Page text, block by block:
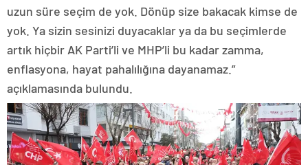
uzun süre seçim de yok. Dönüp size bakacak kimse de
yok. Ya sizin sesinizi duyacaklar ya da bu seçimlerde
artık hiçbir AK Parti’li ve MHP’li bu kadar zamma,
enflasyona, hayat pahalılığına dayanamaz.”
açıklamasında bulundu.